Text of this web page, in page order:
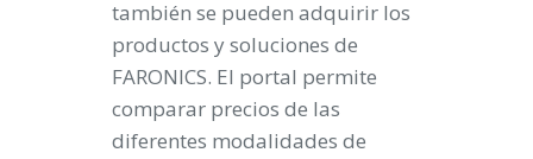
también se pueden adquirir los
productos y soluciones de
FARONICS. El portal permite
comparar precios de las
diferentes modalidades de